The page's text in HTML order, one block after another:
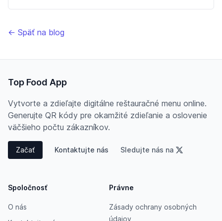
← Späť na blog
Top Food App
Vytvorte a zdieľajte digitálne reštauračné menu online.
Generujte QR kódy pre okamžité zdieľanie a oslovenie
väčšieho počtu zákazníkov.
Začať Kontaktujte nás Sledujte nás na
Spoločnosť
O nás
Právne
Zásady ochrany osobných
údajov